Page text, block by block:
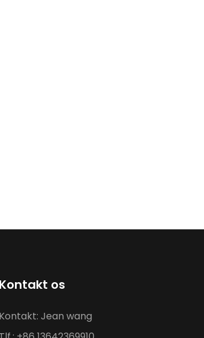
Kontakt os
Kontakt: Jean wang